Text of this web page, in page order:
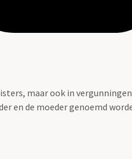
maar ook in vergunningen
en de moeder genoemd